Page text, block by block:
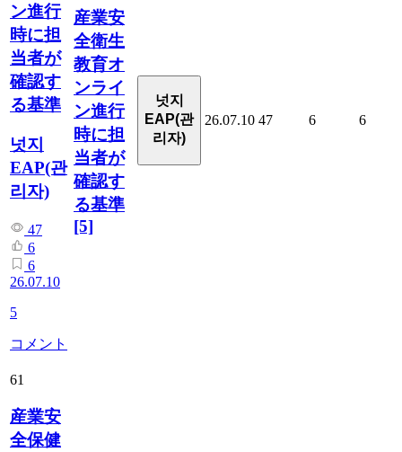
ン進行
時に担
当者が
確認す
る基準
넛지
EAP(관
리자)
47
6
6
26.07.10
5
コメント
産業安
全衛生
教育オ
ンライ
ン進行
時に担
当者が
確認す
る基準
[5]
넛지
EAP(관
리자)
26.07.10 47 6 6
61
産業安
全保健